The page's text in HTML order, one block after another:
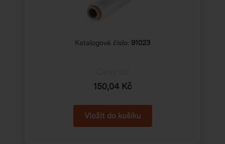
Katalogové číslo: 91023
150,04 Kč